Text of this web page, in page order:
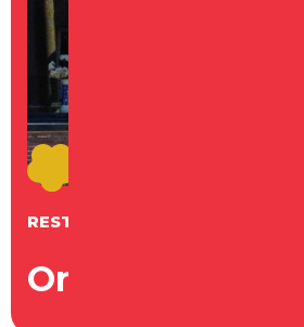
RESTAURANT
Orientaalse